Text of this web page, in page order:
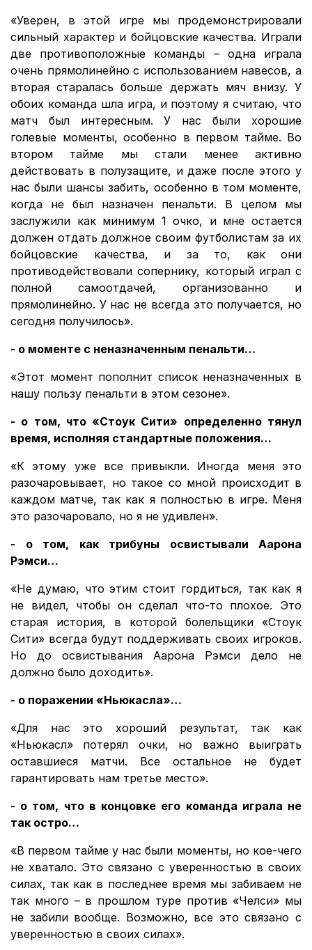
«Уверен, в этой игре мы продемонстрировали
сильный характер и бойцовские качества. Играли
две противоположные команды – одна играла
очень прямолинейно с использованием навесов, а
вторая старалась больше держать мяч внизу. У
обоих команда шла игра, и поэтому я считаю, что
матч был интересным. У нас были хорошие
голевые моменты, особенно в первом тайме. Во
втором тайме мы стали менее активно
действовать в полузащите, и даже после этого у
нас были шансы забить, особенно в том моменте,
когда не был назначен пенальти. В целом мы
заслужили как минимум 1 очко, и мне остается
должен отдать должное своим футболистам за их
бойцовские качества, и за то, как они
противодействовали сопернику, который играл с
полной самоотдачей, организованно и
прямолинейно. У нас не всегда это получается, но
сегодня получилось».
- о моменте с неназначенным пенальти…
«Этот момент пополнит список неназначенных в
нашу пользу пенальти в этом сезоне».
- о том, что «Стоук Сити» определенно тянул
время, исполняя стандартные положения…
«К этому уже все привыкли. Иногда меня это
разочаровывает, но такое со мной происходит в
каждом матче, так как я полностью в игре. Меня
это разочаровало, но я не удивлен».
- о том, как трибуны освистывали Аарона
Рэмси…
«Не думаю, что этим стоит гордиться, так как я
не видел, чтобы он сделал что-то плохое. Это
старая история, в которой болельщики «Стоук
Сити» всегда будут поддерживать своих игроков.
Но до освистывания Аарона Рэмси дело не
должно было доходить».
- о поражении «Ньюкасла»…
«Для нас это хороший результат, так как
«Ньюкасл» потерял очки, но важно выиграть
оставшиеся матчи. Все остальное не будет
гарантировать нам третье место».
- о том, что в концовке его команда играла не
так остро…
«В первом тайме у нас были моменты, но кое-чего
не хватало. Это связано с уверенностью в своих
силах, так как в последнее время мы забиваем не
так много – в прошлом туре против «Челси» мы
не забили вообще. Возможно, все это связано с
уверенностью в своих силах».